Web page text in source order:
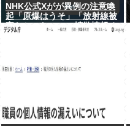
NHK公式Xがが異例の注意喚
起「原爆はうそ」「放射線被
害なかった」SNS拡散情報め